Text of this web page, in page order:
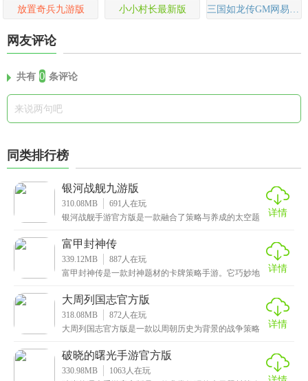
放置奇兵九游版 小小村长最新版 三国如龙传GM网易刷充版
网友评论
共有 0 条评论
同类排行榜
银河战舰九游版
310.08MB 691 人在玩
银河战舰手游官方版是一款融合了策略与养成的太空题
级战
详情
富甲封神传
339.12MB 887人在玩
富甲封神传是一款封神题材的卡牌策略手游。它巧妙地
带来
详情
大周列国志官方版
318.08MB 872人在玩
大周列国志官方版是一款以周朝历史为背景的战争策略
认好
详情
破晓的曙光手游官方版
330.98MB 1063人在玩